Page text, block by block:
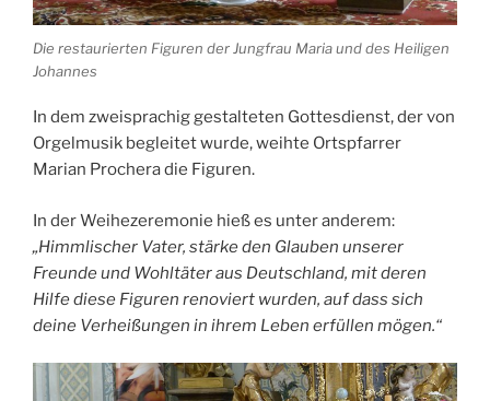
Die restaurierten Figuren der Jungfrau Maria und des Heiligen
Johannes
In dem zweisprachig gestalteten Gottesdienst, der von
Orgelmusik begleitet wurde, weihte Ortspfarrer
Marian Prochera die Figuren.
In der Weihezeremonie hieß es unter anderem:
„Himmlischer Vater, stärke den Glauben unserer
Freunde und Wohltäter aus Deutschland, mit deren
Hilfe diese Figuren renoviert wurden, auf dass sich
deine Verheißungen in ihrem Leben erfüllen mögen.“